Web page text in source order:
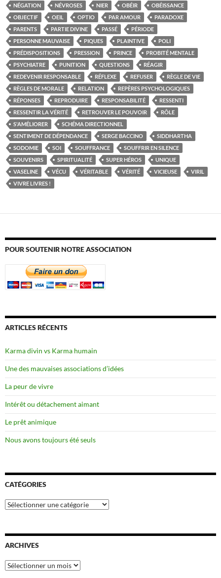
NÉGATION
NÉVROSES NIER OBÉIR
OBÉISSANCE
OBJECTIF
OEIL OPTIO PAR AMOUR
PARADOXE
PARENTS
PARTIE DIVINE PASSÉ
PÉRIODE
PERSONNE MAUVAISE
PIQUES PLAINTIVE
POLI
PRÉDISPOSITIONS
PRESSION PRINCE
PROBITÉ MENTALE
PSYCHIATRE
PUNITION QUESTIONS
RÉAGIR
REDEVENIR RESPONSABLE
RÉFLEXE REFUSER
RÈGLE DE VIE
RÈGLES DE MORALE
RELATION
REPÈRES PSYCHOLOGIQUES
RÉPONSES
REPRODUIRE RESPONSABILITÉ
RESSENTI
RESSENTIR LA VÉRITÉ
RETROUVER LE POUVOIR
RÔLE
S'AMÉLIORER
SCHÉMA DIRECTIONNEL
SENTIMENT DE DÉPENDANCE
SERGE BACCINO
SIDDHARTHA
SODOMIE
SOI SOUFFRANCE
SOUFFRIR EN SILENCE
SOUVENIRS
SPIRITUALITÉ SUPER HÉROS
UNIQUE
VASELINE
VÉCU VÉRITABLE VÉRITÉ VICIEUSE
VIRIL
VIVRE LIVRES !
POUR SOUTENIR NOTRE ASSOCIATION
ARTICLES RÉCENTS
Karma divin vs Karma humain
Une des mauvaises associations d’idées
La peur de vivre
Intérêt ou détachement aimant
Le prêt animique
Nous avons toujours été seuls
CATÉGORIES
Catégories
ARCHIVES
Archives